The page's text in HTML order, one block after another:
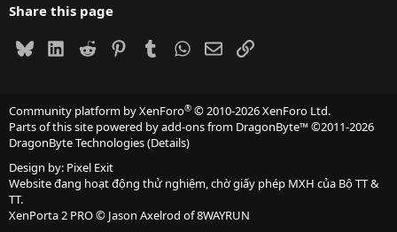
Share this page
BlueskyLinkedIn
Reddit PinterestTumblrWhatsApp
EmailLink
Community platform by XenForo® © 2010-2026 XenForo Ltd.
Parts of this site powered byadd-ons from DragonByte™©2011-2026
DragonByte Technologies(Details)
Design by: Pixel Exit
Website đang hoạt động thử nghiệm, chờ giấy phép MXH của Bộ TT &
TT.
XenPorta 2 PRO© Jason Axelrod of8WAYRUN